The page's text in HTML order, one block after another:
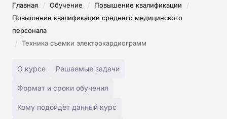
Главная / Обучение / Повышение квалификации /
Повышение квалификации среднего медицинского
персонала
/ Техника съемки электрокардиограмм
О курсе Решаемые задачи
Формат и сроки обучения
Кому подойдёт данный курс